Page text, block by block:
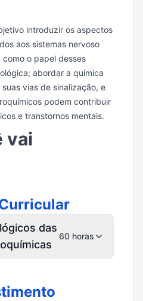
introduzir os aspectos
aos sistemas nervoso
o papel desses
abordar a química
vias de sinalização, e
podem contribuir
e transtornos mentais.
vai
das
60 horas